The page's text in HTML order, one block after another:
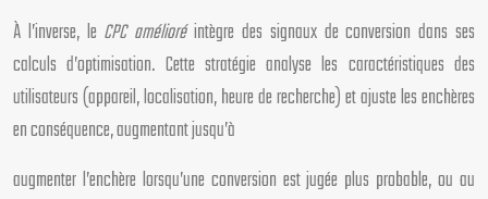
À l’inverse, le CPC amélioréintègre des signaux de conversion dans ses
calculs d’optimisation. Cette stratégie analyse les caractéristiques des
utilisateurs (appareil, localisation, heure de recherche) et ajuste les enchères
en conséquence, augmentant jusqu’à
augmenter l’enchère lorsqu’une conversion est jugée plus probable, ou au